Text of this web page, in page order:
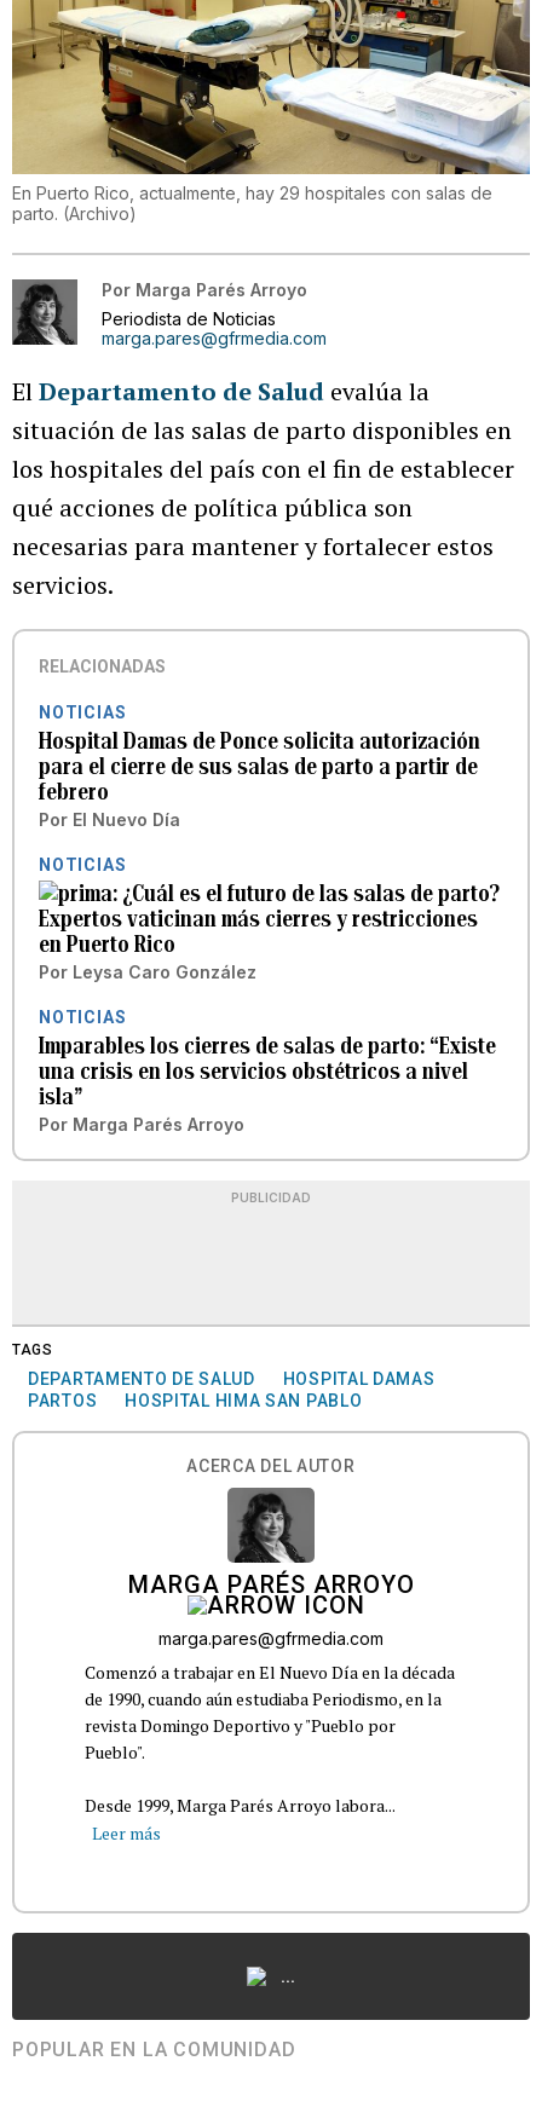
En Puerto Rico, actualmente, hay 29 hospitales con salas de
parto. (Archivo)
Por Marga Parés Arroyo
Periodista de Noticias
marga.pares@gfrmedia.com
ElDepartamento de Salud evalúa la
situación de las salas de parto disponibles en
los hospitales del país con el fin de establecer
qué acciones de política pública son
necesarias para mantener y fortalecer estos
servicios.
RELACIONADAS
NOTICIAS
Hospital Damas de Ponce solicita autorización
para el cierre de sus salas de parto a partir de
febrero
Por El Nuevo Día
NOTICIAS
¿Cuál es el futuro de las salas de parto?
Expertos vaticinan más cierres y restricciones
en Puerto Rico
Por Leysa Caro González
NOTICIAS
Imparables los cierres de salas de parto: “Existe
una crisis en los servicios obstétricos a nivel
isla”
Por Marga Parés Arroyo
PUBLICIDAD
TAGS
DEPARTAMENTO DE SALUD
HOSPITAL DAMAS
PARTOS
HOSPITAL HIMA SAN PABLO
ACERCA DEL AUTOR
MARGA PARÉS ARROYO
marga.pares@gfrmedia.com
Comenzó a trabajar en El Nuevo Día en la década
de 1990, cuando aún estudiaba Periodismo, en la
revista Domingo Deportivo y "Pueblo por
Pueblo".
Desde 1999, Marga Parés Arroyo labora...
Leer más
...
POPULAR EN LA COMUNIDAD